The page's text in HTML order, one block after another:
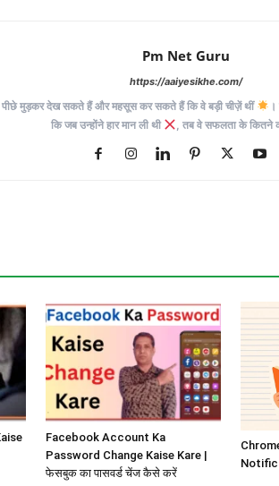
Pm Net Guru
https://aaiyesikhe.com/
पीछे मुड़कर देख सकते हैं और महसूस कर सकते हैं कि वे बड़ी चीज़ें थीं
कि जब उन्होंने हार मान ली थी
, तब वे सफलता के कितने
Facebook Account Ka
Password Change Kaise Kare |
फेसबुक का पासवर्ड चेंज कैसे करें